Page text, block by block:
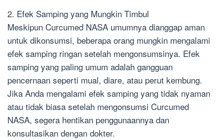
2. Efek Samping yang Mungkin Timbul
Meskipun Curcumed NASA umumnya dianggap aman
untuk dikonsumsi, beberapa orang mungkin mengalami
efek samping ringan setelah mengonsumsinya. Efek
samping yang paling umum adalah gangguan
pencernaan seperti mual, diare, atau perut kembung.
Jika Anda mengalami efek samping yang tidak nyaman
atau tidak biasa setelah mengonsumsi Curcumed
NASA, segera hentikan penggunaannya dan
konsultasikan dengan dokter.